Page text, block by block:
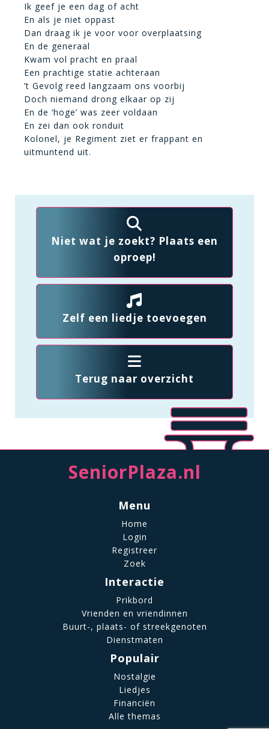
Ik geef je een dag of acht
En als je niet oppast
Dan draag ik je voor voor overplaatsing
En de generaal
Kwam vol pracht en praal
Een prachtige statie achteraan
’t Gevolg reed langzaam ons voorbij
Doch niemand drong elkaar op zij
En de ‘hoge’ was zeer voldaan
En zei dan ook ronduit
Kolonel, je Regiment ziet er frappant en
uitmuntend uit.
Niet wat je zoekt? Plaats een
oproep!
Zelf een liedje toevoegen
Terug naar overzicht
SeniorPlaza.nl
Menu
Home
Login
Registreer
Zoek
Interactie
Prikbord
Vrienden en vriendinnen
Buurt-, plaats- of streekgenoten
Dienstmaten
Populair
Nostalgie
Liedjes
Financiën
Alle themas